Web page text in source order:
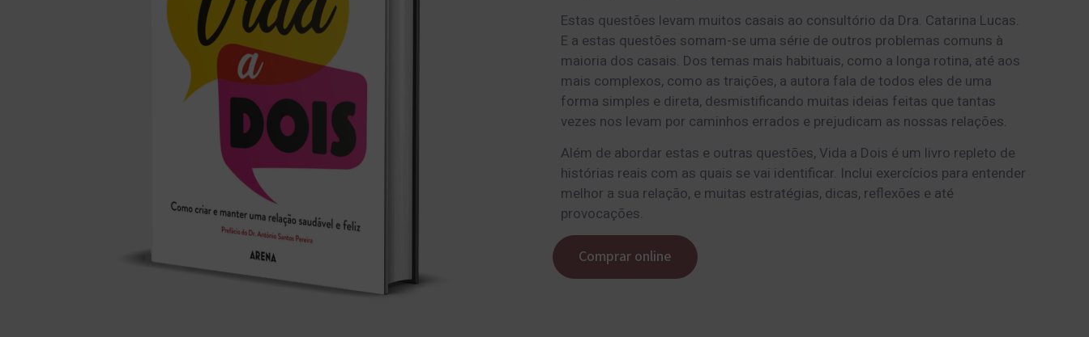
Estas questões levam muitos casais ao consultório da Dra. Catarina Lucas.
E a estas questões somam-se uma série de outros problemas comuns à
maioria dos casais. Dos temas mais habituais, como a longa rotina, até aos
mais complexos, como as traições, a autora fala de todos eles de uma
forma simples e direta, desmistificando muitas ideias feitas que tantas
vezes nos levam por caminhos errados e prejudicam as nossas relações.
Além de abordar estas e outras questões, Vida a Dois é um livro repleto de
histórias reais com as quais se vai identificar. Inclui exercícios para entender
melhor a sua relação, e muitas estratégias, dicas, reflexões e até
provocações.
Comprar online